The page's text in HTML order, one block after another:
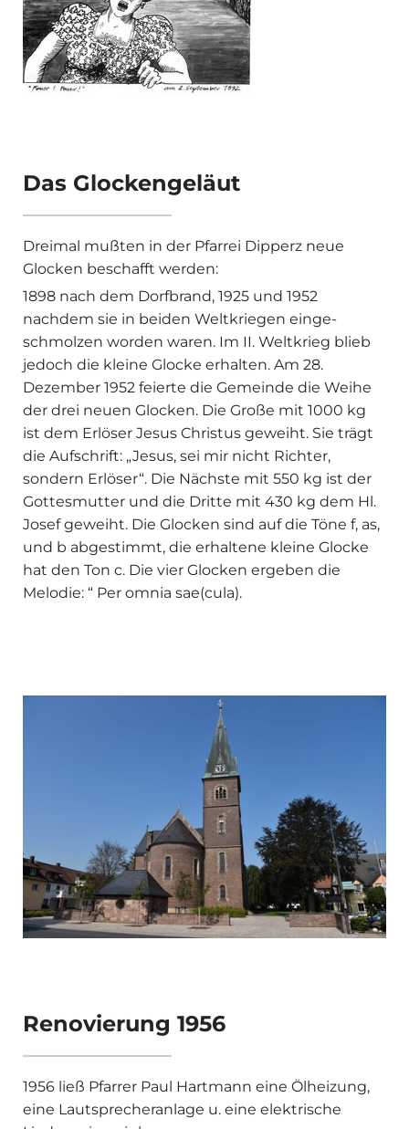
Das Glockengeläut
Dreimal mußten in der Pfarrei Dipperz neue
Glocken beschafft werden:
1898 nach dem Dorfbrand, 1925 und 1952
nachdem sie in beiden Weltkriegen einge­
schmolzen worden waren. Im II. Weltkrieg blieb
jedoch die kleine Glocke erhalten. Am 28.
Dezember 1952 feierte die Gemeinde die Weihe
der drei neuen Glocken. Die Große mit 1000 kg
ist dem Erlöser Jesus Christus geweiht. Sie trägt
die Aufschrift: „Jesus, sei mir nicht Richter,
sondern Erlöser“. Die Nächste mit 550 kg ist der
Gottesmutter und die Dritte mit 430 kg dem Hl.
Josef ge­weiht. Die Glocken sind auf die Töne f, as,
und b abgestimmt, die erhaltene kleine Glocke
hat den Ton c. Die vier Glocken ergeben die
Melodie: “ Per omnia sae(cula).
Renovierung 1956
1956 ließ Pfarrer Paul Hartmann eine Öl­heizung,
eine Lautsprecheranlage u. eine elektrische